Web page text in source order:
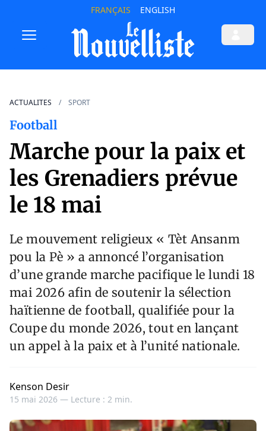
FRANÇAIS ENGLISH
ACTUALITES SPORT
Football
Marche pour la paix et
les Grenadiers prévue
le 18 mai
Le mouvement religieux « Tèt Ansanm
pou la Pè » a annoncé l’organisation
d’une grande marche pacifique le lundi 18
mai 2026 afin de soutenir la sélection
haïtienne de football, qualifiée pour la
Coupe du monde 2026, tout en lançant
un appel à la paix et à l’unité nationale.
Kenson Desir
15 mai 2026 — Lecture : 2 min.